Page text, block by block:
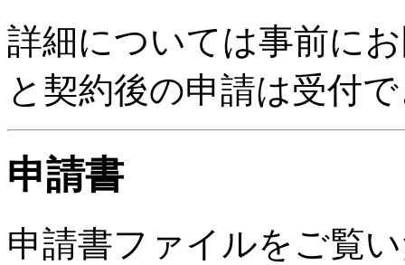
詳細については事前に
と契約後の申請は受付
申請書
申請書ファイルをご覧